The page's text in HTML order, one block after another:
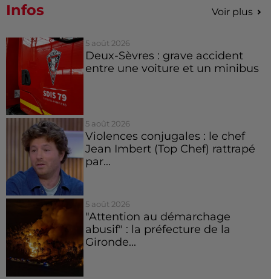
Infos Voir plus
5 août 2026
Deux-Sèvres : grave accident
entre une voiture et un minibus
5 août 2026
Violences conjugales : le chef
Jean Imbert (Top Chef) rattrapé
par...
5 août 2026
"Attention au démarchage
abusif" : la préfecture de la
Gironde...